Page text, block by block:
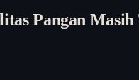
Pangan